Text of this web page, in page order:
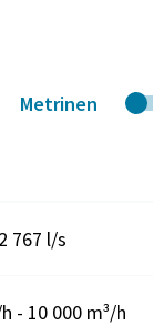
Metrinen
767 l/s
- 10 000 m³/h